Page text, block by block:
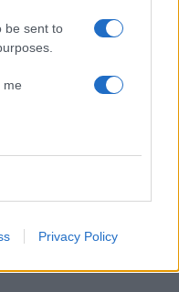
be sent to
me
Privacy Policy
προκαλεί
δρομολόγια που
εμπορευματικών
των γραμμών είναι